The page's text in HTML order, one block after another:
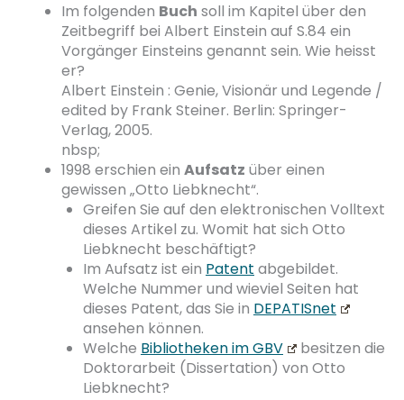
Im folgenden Buch soll im Kapitel über den
Zeitbegriff bei Albert Einstein auf S.84 ein
Vorgänger Einsteins genannt sein. Wie heisst
er?
Albert Einstein : Genie, Visionär und Legende /
edited by Frank Steiner. Berlin: Springer-
Verlag, 2005.
nbsp;
1998 erschien ein Aufsatz über einen
gewissen „Otto Liebknecht“.
Greifen Sie auf den elektronischen Volltext
dieses Artikel zu. Womit hat sich Otto
Liebknecht beschäftigt?
Im Aufsatz ist ein Patent abgebildet.
Welche Nummer und wieviel Seiten hat
dieses Patent, das Sie in DEPATISnet
ansehen können.
Welche Bibliotheken im GBV
besitzen die
Doktorarbeit (Dissertation) von Otto
Liebknecht?